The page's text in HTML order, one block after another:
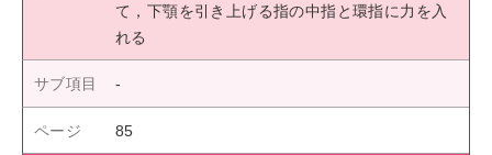
て，下顎を引き上げる指の中指と環指に力を入
れる
85